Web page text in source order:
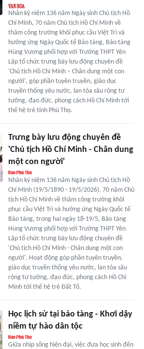
Nhân kỷ niệm 136 năm Ngày sinh Chủ tịch Hồ
Chí Minh, 70 năm Chủ tịch Hồ Chí Minh về
thăm công trường khôi phục cầu Việt Trì và
hưởng ứng Ngày Quốc tế Bảo tàng, Bảo tàng
Hùng Vương phối hợp với Trường THPT Yên
Lập tổ chức trưng bày lưu động chuyên đề
'Chủ tịch Hồ Chí Minh – Chân dung một con
người', góp phần tuyên truyền, giáo dục
truyền thống yêu nước, lan tỏa sâu rộng tư
tưởng, đạo đức, phong cách Hồ Chí Minh tới
thế hệ trẻ tỉnh Phú Thọ.
Trưng bày lưu động chuyên đề
'Chủ tịch Hồ Chí Minh - Chân dung
một con người'
Nhân kỷ niệm 136 năm Ngày sinh Chủ tịch Hồ
Chí Minh (19/5/1890 - 19/5/2026), 70 năm Chủ
tịch Hồ Chí Minh về thăm công trường khôi
phục cầu Việt Trì và hưởng ứng Ngày Quốc tế
Bảo tàng, trong hai ngày 18-19/5, Bảo tàng
Hùng Vương phối hợp với Trường THPT Yên
Lập tổ chức trưng bày lưu động chuyên đề
'Chủ tịch Hồ Chí Minh - Chân dung một con
người'. Hoạt động góp phần tuyên truyền,
giáo dục truyền thống yêu nước, lan tỏa sâu
rộng tư tưởng, đạo đức, phong cách Hồ Chí
Minh tới thế hệ trẻ Đất Tổ.
Học lịch sử tại bảo tàng - Khơi dậy
niềm tự hào dân tộc
Giữa nhịp sống hiện đại, việc đưa học sinh đến